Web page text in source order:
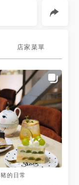
店家菜單
的日常